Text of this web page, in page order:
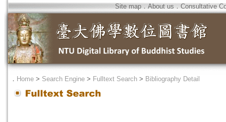
Site map．About us ． Consultative
． Home > Search Engine > Fulltext Search > Bibliography Detail